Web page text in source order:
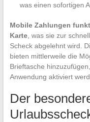
was einen sofortigen
Mobile Zahlungen
Karte, was sie zur
Scheck abgelehnt wird.
bieten mittlerweile die
Brieftasche
Anwendung aktiviert
Der